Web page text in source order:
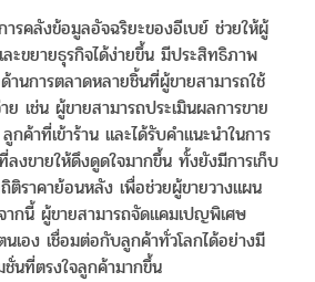
รคลังข้อมูลอัจฉริยะของอีเบย์ ช่วยให้ผู้
ะขยายธุรกิจได้ง่ายขึ้น มีประสิทธิภาพ
านการตลาดหลายชิ้นที่ผู้ขายสามารถใช้
ย เช่น ผู้ขายสามารถประเมินผลการขาย
ค้าที่เข้าร้าน และได้รับคำแนะนำในการ
งขายให้ดึงดูดใจมากขึ้น ทั้งยังมีการเก็บ
ราคาย้อนหลัง เพื่อช่วยผู้ขายวางแผน
กนี้ ผู้ขายสามารถจัดแคมเปญพิเศษ
เอง เชื่อมต่อกับลูกค้าทั่วโลกได้อย่างมี
นที่ตรงใจลูกค้ามากขึ้น